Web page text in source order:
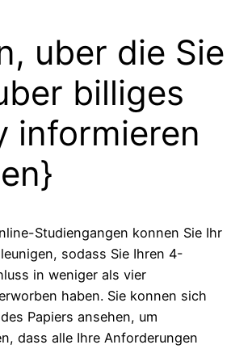
uber die Sie
billiges
informieren
Studiengangen konnen Sie Ihr
sodass Sie Ihren 4-
in weniger als vier
haben. Sie konnen sich
Papiers ansehen, um
dass alle Ihre Anforderungen